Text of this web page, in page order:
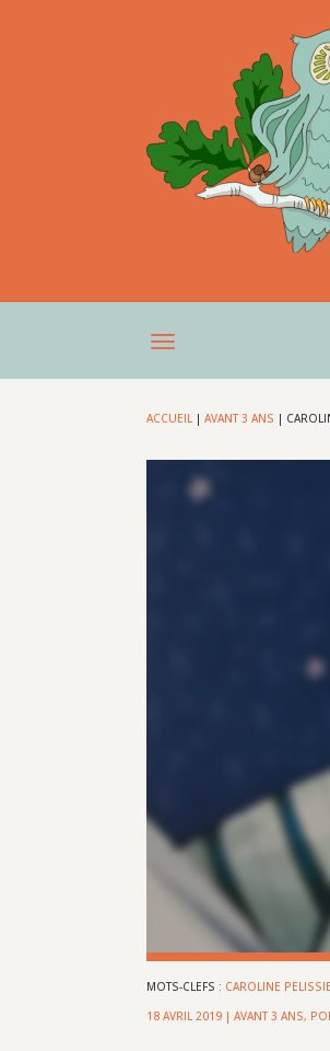
ACCUEIL |AVANT 3 ANS |
MOTS-CLEFS : CAROLINE
18 AVRIL 2019 |AVANT 3 ANS,